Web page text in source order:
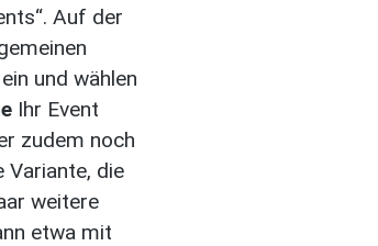
Auf der
ein und wählen
Ihr Event
zudem noch
Variante, die
weitere
etwa mit